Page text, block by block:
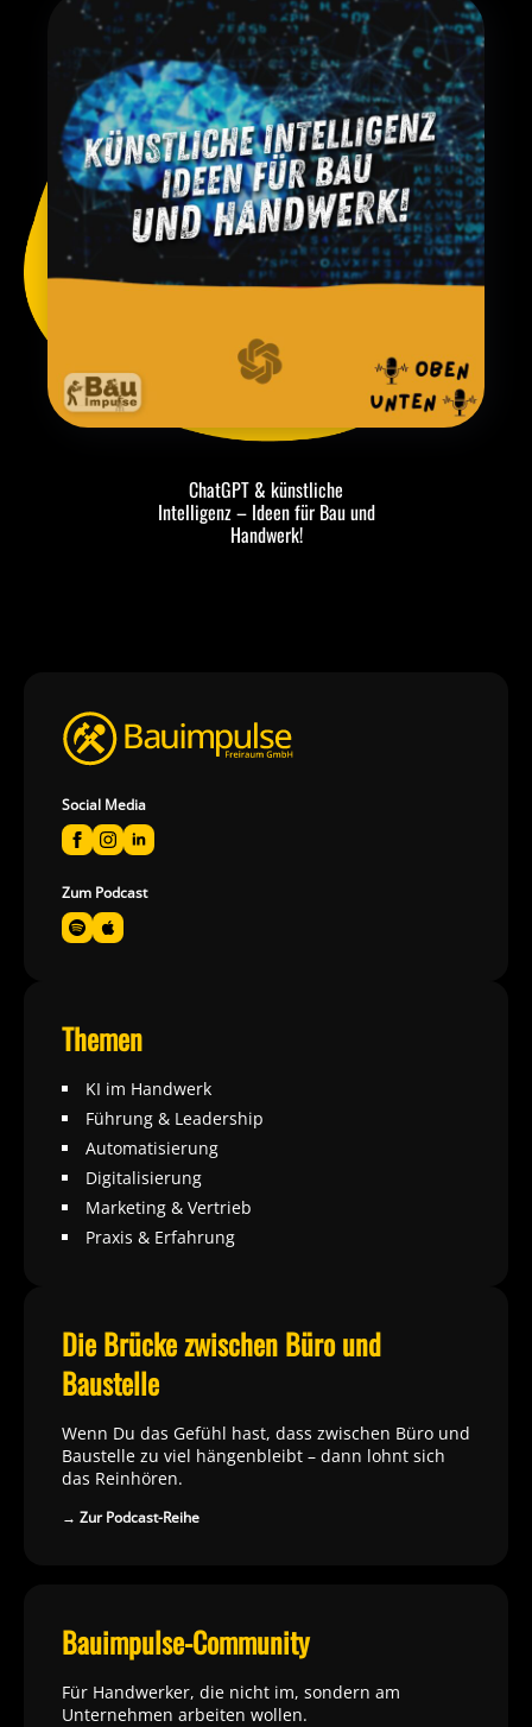
ChatGPT & künstliche
Intelligenz – Ideen für Bau und
Handwerk!
Social Media
Zum Podcast
Themen
KI im Handwerk
Führung & Leadership
Automatisierung
Digitalisierung
Marketing & Vertrieb
Praxis & Erfahrung
Die Brücke zwischen Büro und
Baustelle
Wenn Du das Gefühl hast, dass zwischen Büro und
Baustelle zu viel hängenbleibt – dann lohnt sich
das Reinhören.
→ Zur Podcast-Reihe
Bauimpulse-Community
Für Handwerker, die nicht im, sondern am
Unternehmen arbeiten wollen.